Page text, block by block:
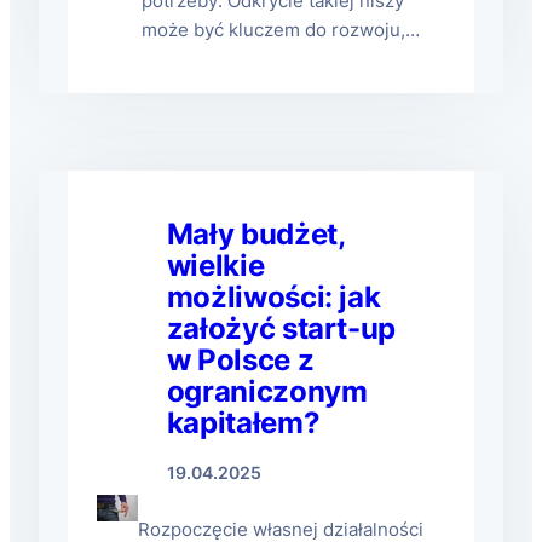
może być kluczem do rozwoju,…
Mały budżet,
wielkie
możliwości: jak
założyć start-up
w Polsce z
ograniczonym
kapitałem?
19.04.2025
Rozpoczęcie własnej działalności